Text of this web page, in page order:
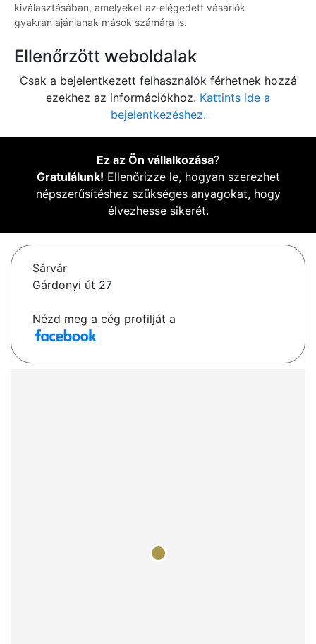
kiválasztásában, amelyeket az elégedett vásárlók
gyakran ajánlanak mások számára is.
Ellenőrzött weboldalak
Csak a bejelentkezett felhasználók férhetnek hozzá
ezekhez az információkhoz. Kattints ide a
bejelentkezéshez.
Ez az Ön vállalkozása?
Gratulálunk! Ellenőrizze le, hogyan szerezhet
népszerűsítéshez szükséges anyagokat, hogy
élvezhesse sikerét.
Sárvár
Gárdonyi út 27
Nézd meg a cég profilját a